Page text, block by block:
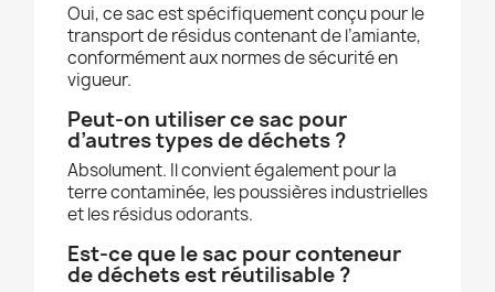
Oui, ce sac est spécifiquement conçu pour le
transport de résidus contenant de l’amiante,
conformément aux normes de sécurité en
vigueur.
Peut-on utiliser ce sac pour
d’autres types de déchets ?
Absolument. Il convient également pour la
terre contaminée, les poussières industrielles
et les résidus odorants.
Est-ce que le sac pour conteneur
de déchets est réutilisable ?